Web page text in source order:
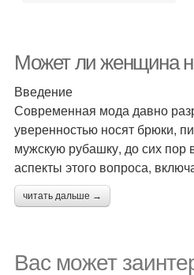
Может ли женщина
Введение
Современная мода давно
уверенностью носят брюки,
мужскую рубашку, до сих пор
аспекты этого вопроса,
читать дальше →
Вас может